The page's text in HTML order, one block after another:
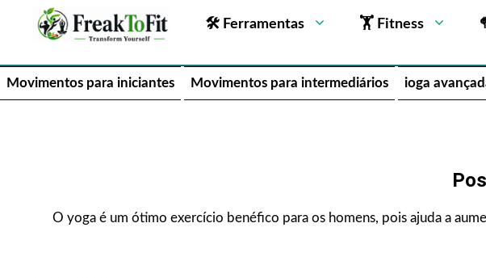
🛠 Ferramentas 🏋 Fitness
Movimentos para iniciantes Movimentos para intermediários ioga
O yoga é um ótimo exercício benéfico para os homens, pois ajuda a